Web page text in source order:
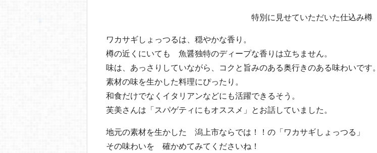
特別に見せていただいた仕込み樽
ワカサギしょっつるは、穏やかな香り。
樽の近くにいても 魚醤独特のディープな香りは立ちません。
味は、あっさりしていながら、コクと旨みのある奥行きのある味わいです。
素材の味を生かした料理にぴったり。
和食だけでなくイタリアンなどにも活躍できるそう。
芙美さんは「スパゲティにもオススメ」とお話していました。
地元の素材を生かした 潟上市ならでは！！の「ワカサギしょっつる」
その味わいを 確かめてみてくださいね！